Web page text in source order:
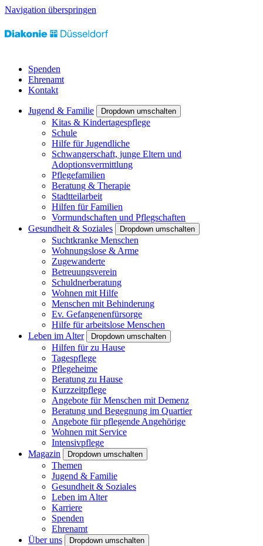
Navigation überspringen
Spenden
Ehrenamt
Kontakt
Jugend & Familie Dropdown umschalten
Kitas & Kindertagespflege
Schule
Hilfe für Jugendliche
Schwangerschaft, junge Eltern und
Adoptionsvermittlung
Pflegefamilien
Beratung & Therapie
Stadtteilarbeit
Hilfen für Familien
Vormundschaften und Pflegschaften
Gesundheit & Soziales
Dropdown umschalten
Suchtkranke Menschen
Wohnungslose & Arme
Zugewanderte
Betreuungsverein
Schuldnerberatung
Wohnen mit Hilfe
Menschen mit Behinderung
Ev. Gefangenenfürsorge
Hilfe für arbeitslose Menschen
Leben im Alter
Dropdown umschalten
Hilfen für zu Hause
Tagespflege
Pflegeheime
Beratung zu Hause
Kurzzeitpflege
Angebote für Menschen mit Demenz
Beratung und Begegnung im Quartier
Angebote für pflegende Angehörige
Wohnen mit Service
Intensivpflege
Magazin
Dropdown umschalten
Themen
Jugend & Familie
Gesundheit & Soziales
Leben im Alter
Karriere
Spenden
Ehrenamt
Über uns
Dropdown umschalten